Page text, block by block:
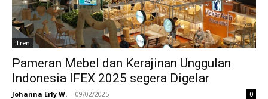
Tren
Pameran Mebel dan Kerajinan Unggulan
Indonesia IFEX 2025 segera Digelar
Johanna Erly W. - 09/02/2025 0